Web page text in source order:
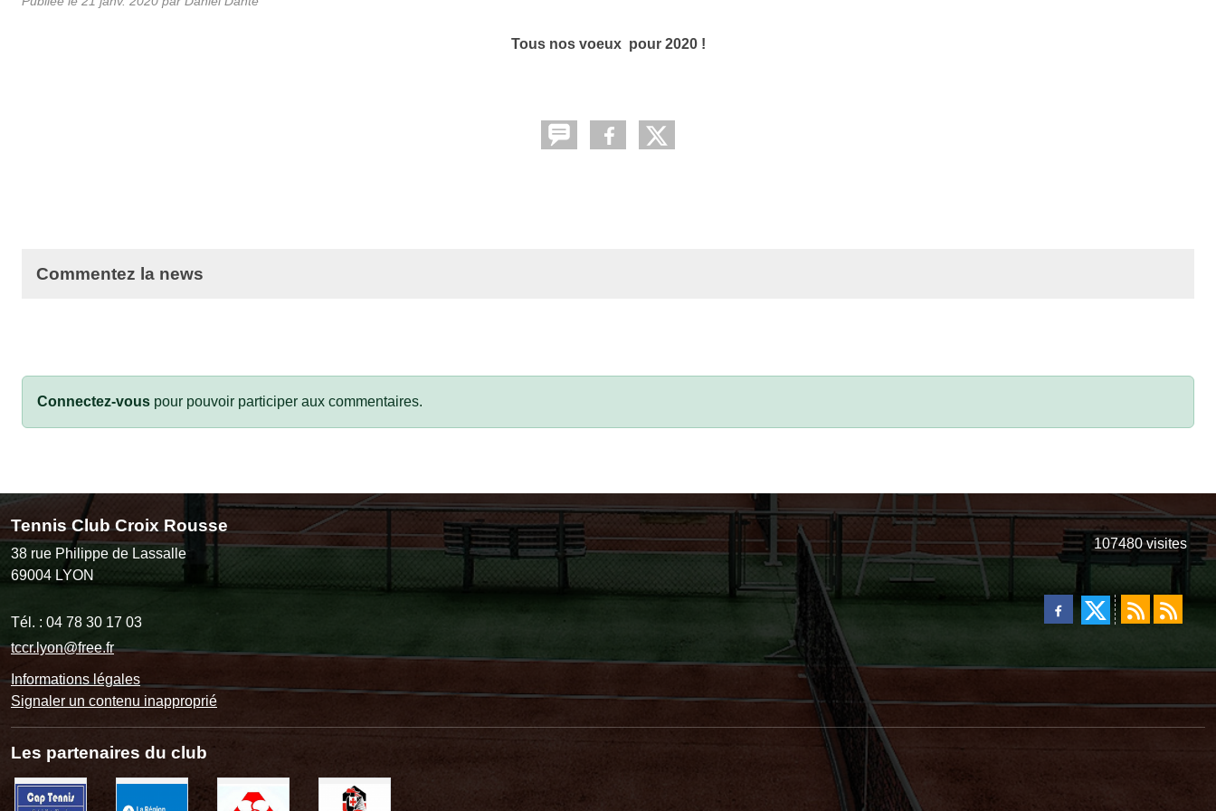
Tous nos voeux pour 2020 !
Commentez la news
Connectez-vous pour pouvoir participer aux commentaires.
Tennis Club Croix Rousse
38 rue Philippe de Lassalle
69004 LYON
Tél. : 04 78 30 17 03
tccr.lyon@free.fr
Informations légales
Signaler un contenu inapproprié
107480visites
Les partenaires du club